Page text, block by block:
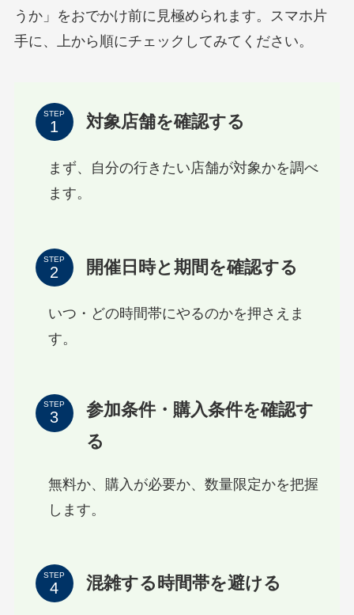
うか」をおでかけ前に見極められます。スマホ片
手に、上から順にチェックしてみてください。
STEP 対象店舗を確認する
まず、自分の行きたい店舗が対象かを調べ
ます。
STEP 開催日時と期間を確認する
いつ・どの時間帯にやるのかを押さえま
す。
STEP
参加条件・購入条件を確認す
る
無料か、購入が必要か、数量限定かを把握
します。
STEP 混雑する時間帯を避ける